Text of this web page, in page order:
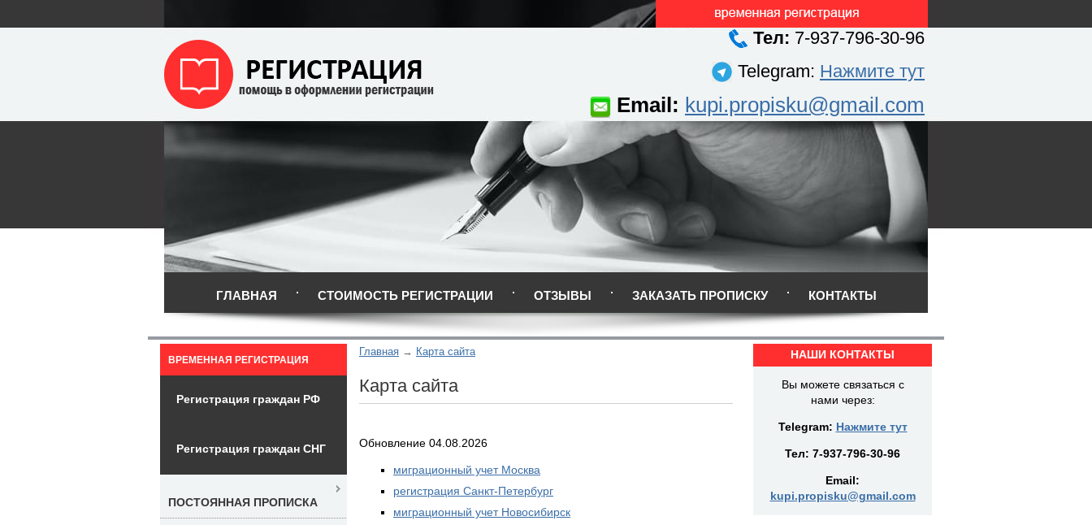
Тел: 7-937-796-30-96
Telegram: Нажмите тут
Email: kupi.propisku@gmail.com
ГЛАВНАЯ СТОИМОСТЬ РЕГИСТРАЦИИ ОТЗЫВЫ ЗАКАЗАТЬ ПРОПИСКУ КОНТАКТЫ
Главная Карта сайта
Карта сайта
Обновление 04.08.2026
миграционный учет Москва
регистрация Санкт-Петербург
миграционный учет Новосибирск
ВРЕМЕННАЯ РЕГИСТРАЦИЯ
Регистрация граждан РФ
Регистрация граждан СНГ
ПОСТОЯННАЯ ПРОПИСКА
НАШИ КОНТАКТЫ
Вы можете связаться с
нами через:
Telegram: Нажмите тут
Тел: 7-937-796-30-96
Email:
kupi.propisku@gmail.com